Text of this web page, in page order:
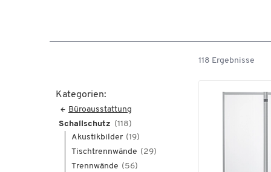
Kategorien:
Büroausstattung
Schallschutz (118)
Akustikbilder (19)
Tischtrennwände (29)
Trennwände (56)
118 Ergebnisse